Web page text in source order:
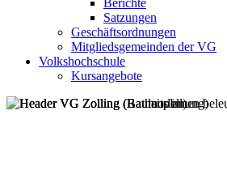
Berichte
Satzungen
Geschäftsordnungen
Mitgliedsgemeinden der VG
Volkshochschule
Kursangebote